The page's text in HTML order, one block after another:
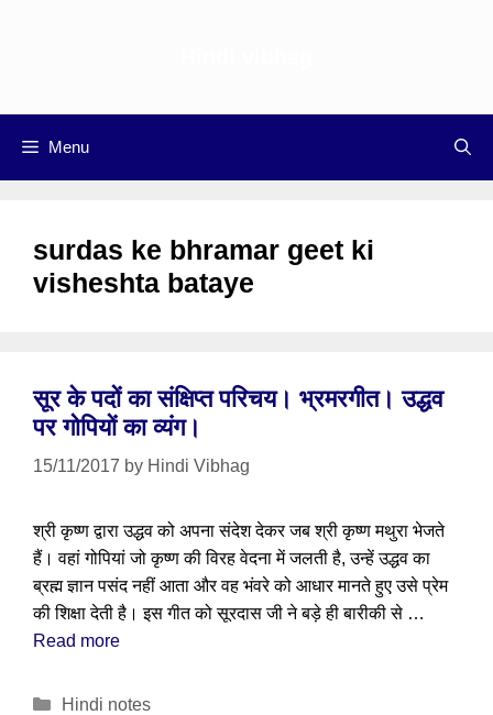
Menu
surdas ke bhramar geet ki
visheshta bataye
सूर के पदों का संक्षिप्त परिचय। भ्रमरगीत। उद्धव
पर गोपियों का व्यंग।
15/11/2017 by Hindi Vibhag
श्री कृष्ण द्वारा उद्धव को अपना संदेश देकर जब श्री कृष्ण मथुरा भेजते
हैं। वहां गोपियां जो कृष्ण की विरह वेदना में जलती है, उन्हें उद्धव का
ब्रह्म ज्ञान पसंद नहीं आता और वह भंवरे को आधार मानते हुए उसे प्रेम
की शिक्षा देती है। इस गीत को सूरदास जी ने बड़े ही बारीकी से …
Read more
Categories
Hindi notes